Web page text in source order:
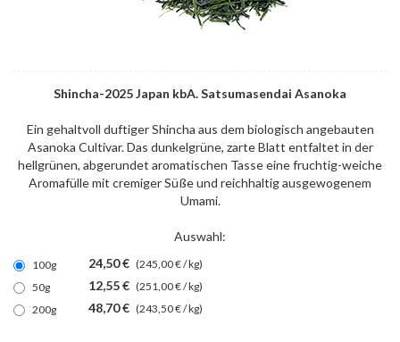
Shincha-2025 Japan kbA. Satsumasendai Asanoka
Ein gehaltvoll duftiger Shincha aus dem biologisch angebauten
Asanoka Cultivar. Das dunkelgrüne, zarte Blatt entfaltet in der
hellgrünen, abgerundet aromatischen Tasse eine fruchtig-weiche
Aromafülle mit cremiger Süße und reichhaltig ausgewogenem
Umami.
Auswahl:
100g 24,50 € (245,00 € / kg)
50g
12,55 € (251,00 € / kg)
200g
48,70 € (243,50 € / kg)